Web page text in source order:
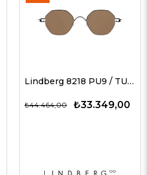
Lindberg 8218 PU9 / TURUNCU 45 - 145 G Unisex Güneş Gözlükleri
₺33.349,00
₺44.464,00